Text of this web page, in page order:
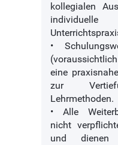
kollegialen
•
eine
zur
Lehrmethoden.
• Alle
nicht
und dienen